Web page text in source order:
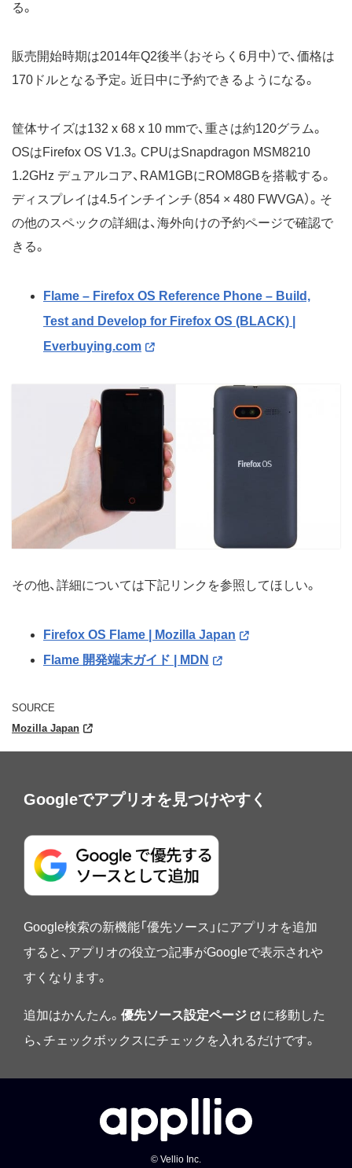
る。
販売開始時期は2014年Q2後半（おそらく6月中）で、価格は
170ドルとなる予定。近日中に予約できるようになる。
筐体サイズは132 x 68 x 10 mmで、重さは約120グラム。
OSはFirefox OS V1.3。CPUはSnapdragon MSM8210
1.2GHz デュアルコア、RAM1GBにROM8GBを搭載する。
ディスプレイは4.5インチインチ（854 × 480 FWVGA）。そ
の他のスペックの詳細は、海外向けの予約ページで確認で
きる。
Flame – Firefox OS Reference Phone – Build,
Test and Develop for Firefox OS (BLACK) |
Everbuying.com
その他、詳細については下記リンクを参照してほしい。
Firefox OS Flame | Mozilla Japan
Flame 開発端末ガイド | MDN
SOURCE
Mozilla Japan
Googleでアプリオを見つけやすく
Google検索の新機能「優先ソース」にアプリオを追加
すると、アプリオの役立つ記事がGoogleで表示されや
すくなります。
追加はかんたん。 優先ソース設定ページ
に移動した
ら、チェックボックスにチェックを入れるだけです。
© Vellio Inc.